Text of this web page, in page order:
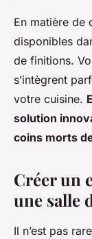
En matière de
disponibles
de finitions.
s’intègrent
votre cuisine.
solution
coins morts
Créer un
une salle
Il n’est pas